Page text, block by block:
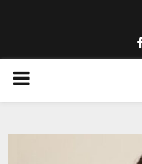
PRIMARY